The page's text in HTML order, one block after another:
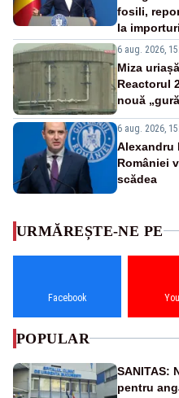
fosili,
la
6 aug. 2026,
Miza
Reactorul
nouă
6 aug. 2026,
Alexandru
României
scădea
URMĂREȘTE-NE PE
Facebook
POPULAR
SANITAS:
pentru